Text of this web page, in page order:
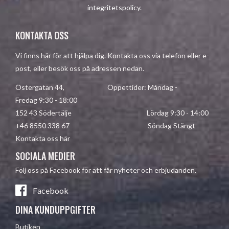
integritetspolicy.
KONTAKTA OSS
Vi finns här för att hjälpa dig. Kontakta oss via telefon eller e-
post, eller besök oss på adressen nedan.
Östergatan 44, Öppettider: Måndag -
Fredag 9:30 - 18:00
152 43 Södertälje Lördag 9:30 - 14:00
+46 8550 338 67 Söndag Stängt
Kontakta oss här
SOCIALA MEDIER
Följ oss på Facebook för att får nyheter och erbjudanden.
Facebook
DINA KUNDUPPGIFTER
Butiken